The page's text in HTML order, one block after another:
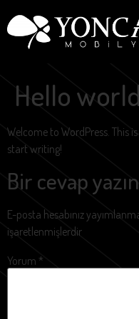
Hello
Welcome to WordPress. This
start writing!
Bir cevap yazın
E-posta hesabınız
işaretlenmişlerdir
Yorum *